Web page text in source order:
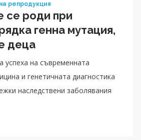
репродукция
се роди при
генна мутация,
деца
успеха на съвременната
и генетичната диагностика
наследствени заболявания